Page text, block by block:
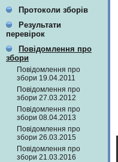
Протоколи зборів
Результати
перевірок
Повідомлення про
збори
Повідомлення про
збори 19.04.2011
Повідомлення про
збори 27.03.2012
Повідомлення про
збори 08.04.2013
Повідомлення про
збори 26.03.2015
Повідомлення про
збори 21.03.2016